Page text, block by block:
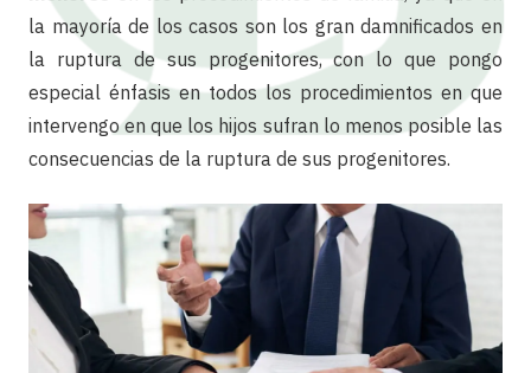
la mayoría de los casos son los gran damnificados en
la ruptura de sus progenitores, con lo que pongo
especial énfasis en todos los procedimientos en que
intervengo en que los hijos sufran lo menos posible las
consecuencias de la ruptura de sus progenitores.